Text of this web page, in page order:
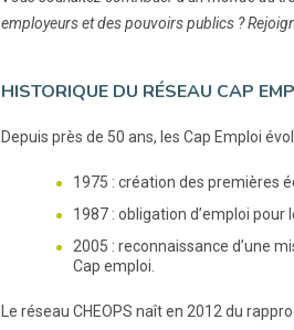
employeurs et des pouvoirs publics ?
HISTORIQUE DU RÉSEAU CAP
Depuis près de 50 ans, les Cap Emploi
1975 : création des premières
1987 : obligation d’emploi pour
2005 : reconnaissance d’une
Cap emploi.
Le réseau CHEOPS naît en 2012 du